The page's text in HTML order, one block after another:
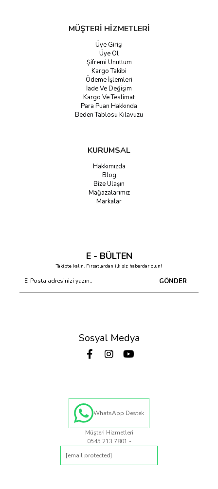
MÜŞTERİ HİZMETLERİ
Üye Girişi
Üye Ol
Şifremi Unuttum
Kargo Takibi
Ödeme İşlemleri
İade Ve Değişim
Kargo Ve Teslimat
Para Puan Hakkında
Beden Tablosu Kılavuzu
KURUMSAL
Hakkımızda
Blog
Bize Ulaşın
Mağazalarımız
Markalar
E - BÜLTEN
Takipte kalın. Fırsatlardan ilk siz haberdar olun!
GÖNDER
Sosyal Medya
WhatsApp Destek
Müşteri Hizmetleri
0545 213 7801 -
[email protected]